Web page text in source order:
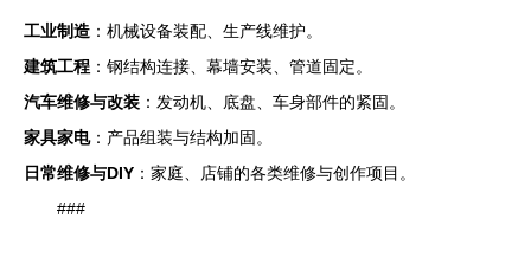
工业制造 ：机械设备装配、生产线维护。
建筑工程 ：钢结构连接、幕墙安装、管道固定。
汽车维修与改装 ：发动机、底盘、车身部件的紧固。
家具家电：产品组装与结构加固。
日常维修与DIY ：家庭、店铺的各类维修与创作项目。
###